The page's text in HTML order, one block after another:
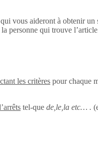
vous aideront à obtenir un
personne qui trouve
les critères pour chaque
tel-que de,le,la etc… .